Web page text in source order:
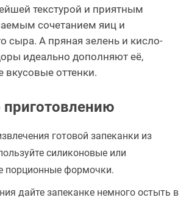
текстурой и приятным
сочетанием яиц и
сыра. А пряная зелень и кисло-
идеально дополняют её,
вкусовые оттенки.
готовой запеканки из
силиконовые или
порционные формочки.
дайте запеканке немного остыть в